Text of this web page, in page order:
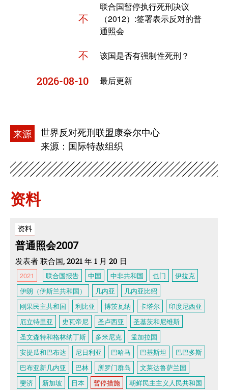
不
联合国暂停执行死刑决议
（2012）:签署表示反对的普
通照会
不 该国是否有强制性死刑？
2026-08-10 最后更新
来源
世界反对死刑联盟康奈尔中心
来源：国际特赦组织
资料
资料
普通照会2007
发表者 联合国, 2021 年 1 月 20 日
2021 联合国报告 中国 中非共和国 也门
伊拉克
伊朗（伊斯兰共和国）
几内亚
几内亚比绍
刚果民主共和国
利比亚 博茨瓦纳 卡塔尔
印度尼西亚
厄立特里亚
史瓦帝尼 圣卢西亚
圣基茨和尼维斯
圣文森特和格林纳丁斯
多米尼克
孟加拉国
安提瓜和巴布达
尼日利亚 巴哈马 巴基斯坦
巴巴多斯
巴布亚新几内亚
巴林 所罗门群岛
文莱达鲁萨兰国
斐济
新加坡 日本 暂停措施
朝鲜民主主义人民共和国